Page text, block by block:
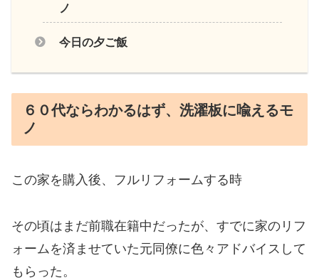
ノ
今日の夕ご飯
６０代ならわかるはず、洗濯板に喩えるモ
ノ
この家を購入後、フルリフォームする時
その頃はまだ前職在籍中だったが、すでに家のリフ
ォームを済ませていた元同僚に色々アドバイスして
もらった。